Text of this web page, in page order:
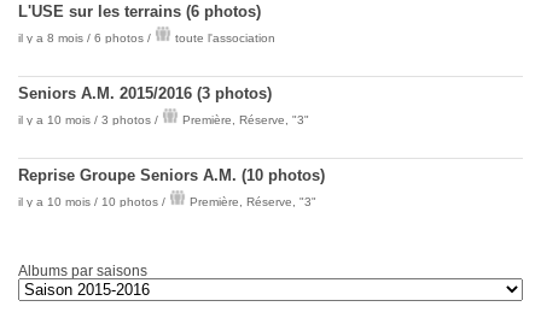
L'USE sur les terrains (6 photos)
il y a 8 mois / 6 photos / toute l'association
Seniors A.M. 2015/2016 (3 photos)
il y a 10 mois / 3 photos / Première Réserve "3"
Reprise Groupe Seniors A.M. (10 photos)
il y a 10 mois / 10 photos / Première Réserve "3"
Albums par saisons